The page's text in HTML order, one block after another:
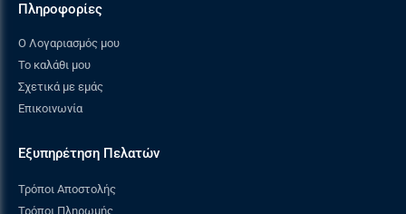
Πληροφορίες
Ο Λογαριασμός μου
Το καλάθι μου
Σχετικά με εμάς
Επικοινωνία
Εξυπηρέτηση Πελατών
Τρόποι Αποστολής
Τρόποι Πληρωμής